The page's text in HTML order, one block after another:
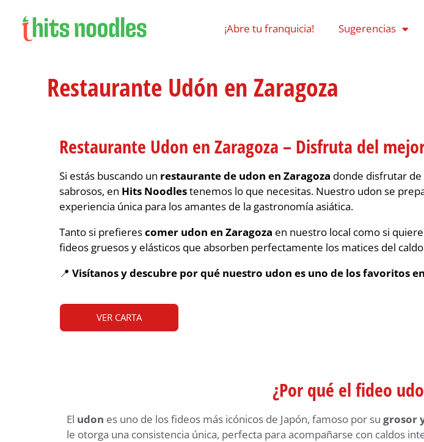
¡Abre tu franquicia! Sugerencias
Restaurante Udón en Zaragoza
Restaurante Udon en Zaragoza – Disfruta del
Si estás buscando un restaurante de udon en Zaragoza donde disfrutar
sabrosos, en Hits Noodlestenemos lo que necesitas. Nuestro udon se
experiencia única para los amantes de la gastronomía asiática.
Tanto si prefierescomer udon en Zaragoza en nuestro local como si
fideos gruesos y elásticos que absorben perfectamente los matices del caldo
📍 Visítanos y descubre por qué nuestro udon es uno de los favoritos
VER CARTA
¿Por qué el fideo
El udon es uno de los fideos más icónicos de Japón, famoso por su grosor
le otorga una consistencia única, perfecta para acompañarse con caldos